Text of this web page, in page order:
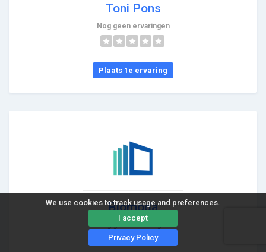
We use cookies to track usage and preferences.
I accept
Privacy Policy
Toni Pons
Nog geen ervaringen
Plaats 1e ervaring
Biomoda
Nog geen ervaringen